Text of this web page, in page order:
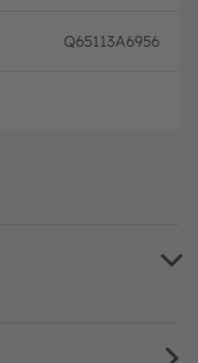
Q65113A6956